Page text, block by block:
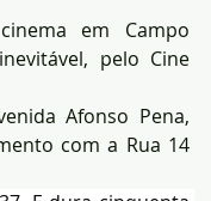
em Campo
pelo Cine
Afonso Pena,
com a Rua 14